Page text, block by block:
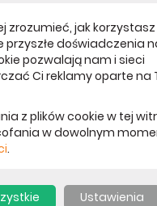
na ekran oraz szmatka do
zrozumieć, jak korzystasz
przyszłe doświadczenia
pozwalają nam i sieci
Ci reklamy oparte na
z plików cookie w tej
w dowolnym
.
Ustawienia